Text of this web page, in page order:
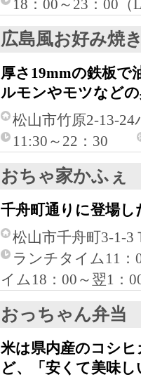
18：00～23：00
広島風お好み焼
厚さ19mmの鉄板で
ルモンやモツなど
松山市竹原2-13-
11:30～22：30
おちゃ家かふぇ
千舟町通りに登場
松山市千舟町3-1-3
ランチタイム11
イム18：00～翌1：
おっちゃん弁当
米は県内産のコシ
ど、「安くて美味